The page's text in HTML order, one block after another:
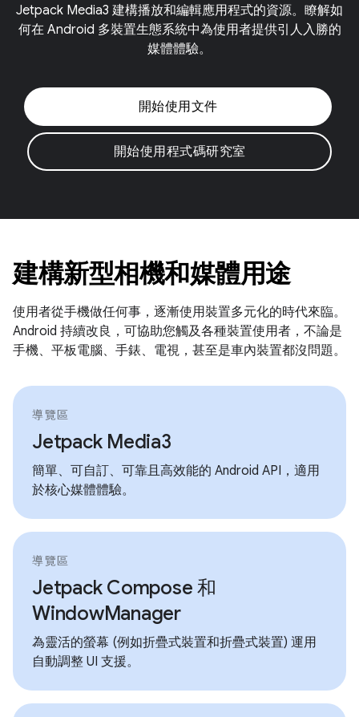
Jetpack Media3 建構播放和編輯應用程式的資源。瞭解如
何在 Android 多裝置生態系統中為使用者提供引人入勝的
媒體體驗。
開始使用文件
開始使用程式碼研究室
建構新型相機和媒體用途
使用者從手機做任何事，逐漸使用裝置多元化的時代來臨。
Android 持續改良，可協助您觸及各種裝置使用者，不論是
手機、平板電腦、手錶、電視，甚至是車內裝置都沒問題。
導覽區
Jetpack Media3
簡單、可自訂、可靠且高效能的 Android API，適用
於核心媒體體驗。
導覽區
Jetpack Compose 和
WindowManager
為靈活的螢幕 (例如折疊式裝置和折疊式裝置) 運用
自動調整 UI 支援。